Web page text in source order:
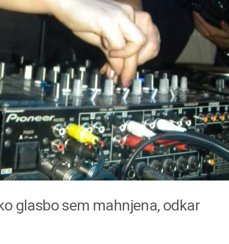
glasbo sem mahnjena, odkar